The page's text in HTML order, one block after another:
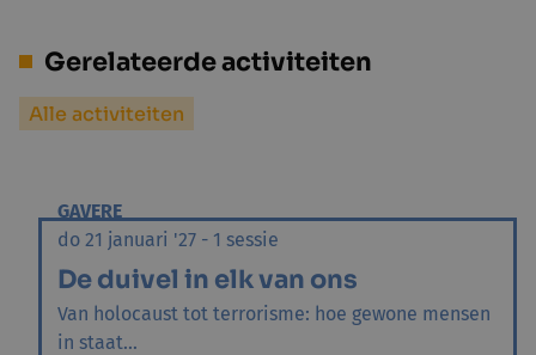
Gerelateerde activiteiten
Alle activiteiten
GAVERE
do 21 januari '27 - 1 sessie
De duivel in elk van ons
Van holocaust tot terrorisme: hoe gewone mensen
in staat...